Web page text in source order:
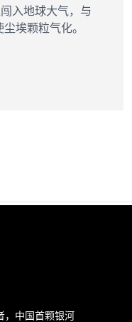
入地球大气，与
埃颗粒气化。
，中国首颗银河